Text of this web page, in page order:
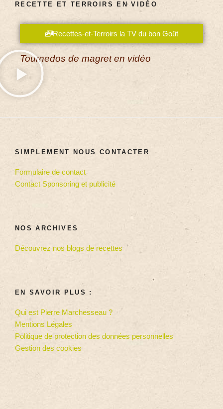
RECETTE ET TERROIRS EN VIDÉO
Recettes-et-Terroirs la TV du bon Goût
Tournedos de magret en vidéo
SIMPLEMENT NOUS CONTACTER
Formulaire de contact
Contact Sponsoring et publicité
NOS ARCHIVES
Découvrez nos blogs de recettes
EN SAVOIR PLUS :
Qui est Pierre Marchesseau ?
Mentions Légales
Politique de protection des données personnelles
Gestion des cookies